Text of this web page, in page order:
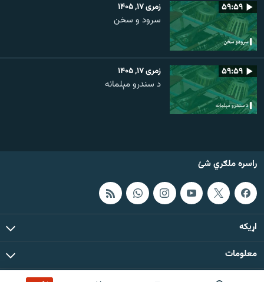
۵۹:۵۹ زمری ۱۷, ۱۴۰۵
سرود و سخن
۵۹:۵۹ زمری ۱۷, ۱۴۰۵
د سندرو مېلمانه
راسره ملګري شئ
اړيکه
معلومات